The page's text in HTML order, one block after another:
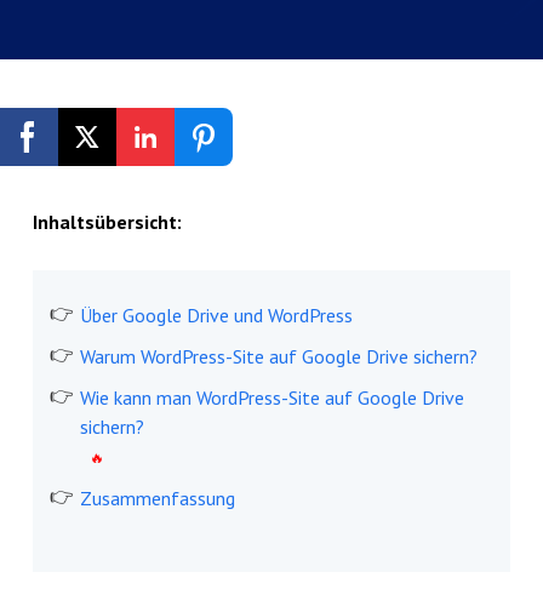
Kostenlos registrieren
Inhaltsübersicht:
Über Google Drive und WordPress
Warum WordPress-Site auf Google Drive sichern?
Wie kann man WordPress-Site auf Google Drive
sichern?
Zusammenfassung